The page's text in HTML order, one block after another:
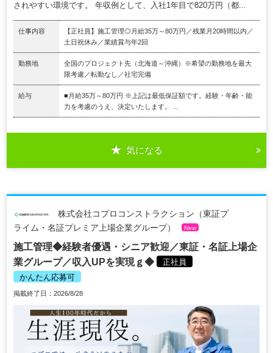
されやすい環境です。 年収例として、入社1年目で820万円（都...
仕事内容
【正社員】施工管理◎月給35万～80万円／残業月20時間以内／
土日祝休み／業績賞与年2回
勤務地
全国のプロジェクト先（北海道～沖縄）※希望の勤務地を最大
限考慮／転勤なし／社宅完備
給与
■月給35万～80万円 ※上記は最低保証額です。経験・年齢・能
力を考慮のうえ、決定いたします。 ...
気になる
株式会社コプロコンストラクション（東証プ
ライム・名証プレミア上場企業グループ）
New
施工管理◆経験者優遇・シニア歓迎／東証・名証上場企
業グループ／収入UPを実現ｇ◆
正社員
かんたん応募可
掲載終了日：2026/8/28